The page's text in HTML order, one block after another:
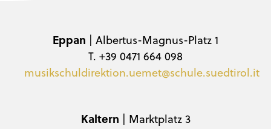
Eppan | Albertus-Magnus-Platz 1
T. +39 0471 664 098
musikschuldirektion.uemet@schule.suedtirol.it
Kaltern | Marktplatz 3